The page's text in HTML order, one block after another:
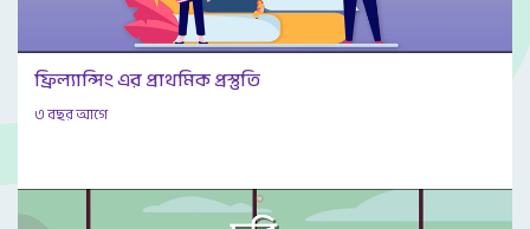
ফ্রিল্যান্সিং এর প্রাথমিক প্রস্তুতি
৩ বছর আগে